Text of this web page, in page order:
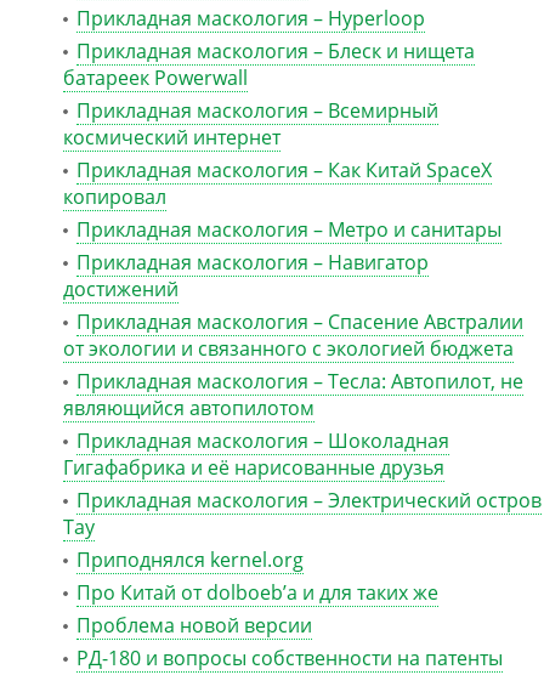
Прикладная маскология – Hyperloop
Прикладная маскология – Блеск и нищета
батареек Powerwall
Прикладная маскология – Всемирный
космический интернет
Прикладная маскология – Как Китай SpaceX
копировал
Прикладная маскология – Метро и санитары
Прикладная маскология – Навигатор
достижений
Прикладная маскология – Спасение Австралии
от экологии и связанного с экологией бюджета
Прикладная маскология – Тесла: Автопилот, не
являющийся автопилотом
Прикладная маскология – Шоколадная
Гигафабрика и её нарисованные друзья
Прикладная маскология – Электрический остров
Тау
Приподнялся kernel.org
Про Китай от dolboeb’а и для таких же
Проблема новой версии
РД-180 и вопросы собственности на патенты